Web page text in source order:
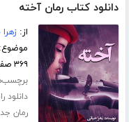
دانلود کتاب رمان آخته
از:
۳۶۹ صفحه
دانلود
رمان